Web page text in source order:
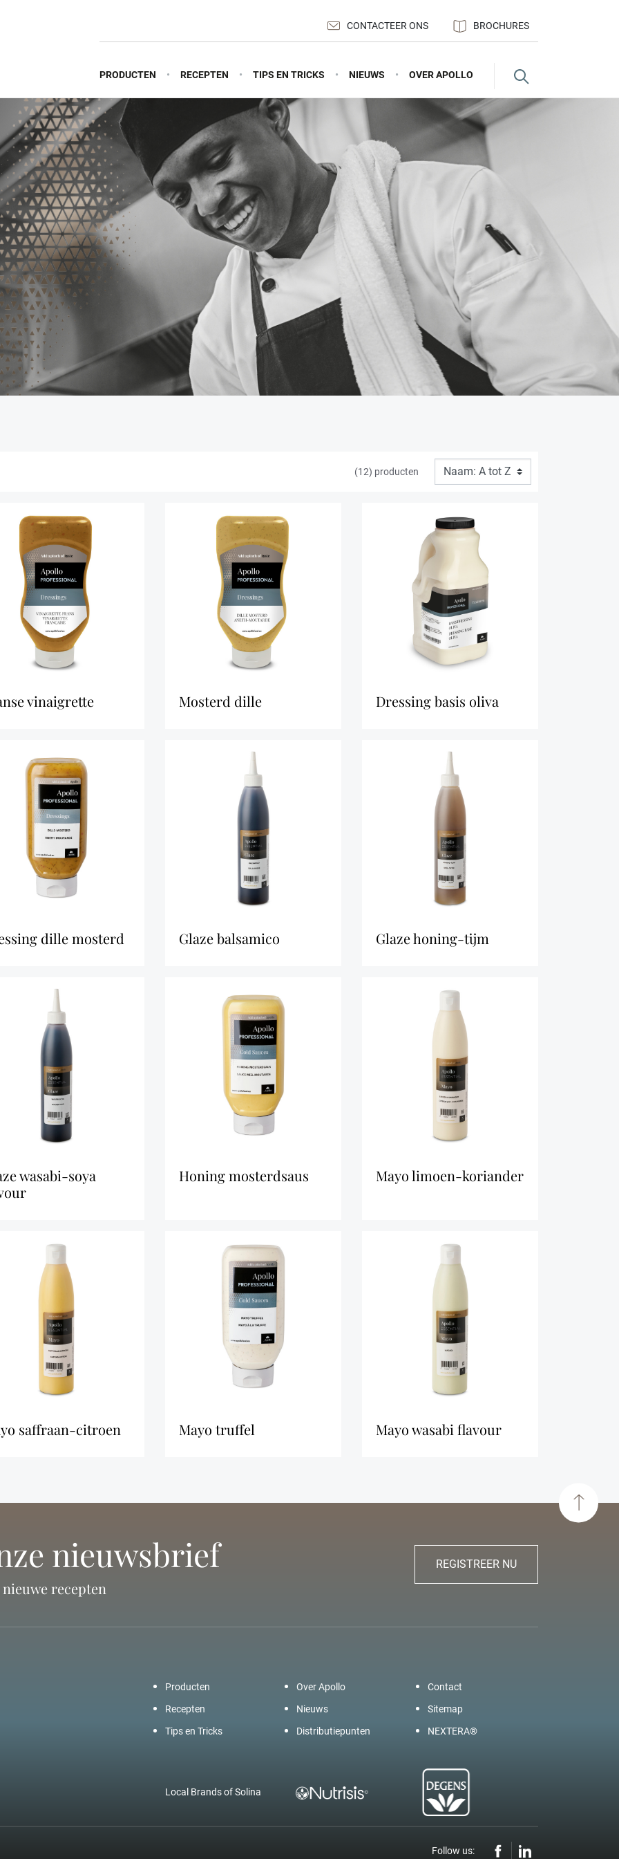
CONTACTEER ONS BROCHURES
PRODUCTEN RECEPTEN TIPS EN TRICKS NIEUWS OVER APOLLO
(12) producten
vinaigrette mosterd dille dressing basis oliva
dille mosterd glaze balsamico glaze honing-tijm
honing mosterdsaus mayo limoen-koriander
saffraan-citroen mayo truffel mayo wasabi flavour
nieuwsbrief
recepten
REGISTREER NU
Producten
Recepten
Tips en Tricks
Over Apollo
Nieuws
Distributiepunten
Contact
Sitemap
NEXTERA®
Local Brands of Solina
Follow us: